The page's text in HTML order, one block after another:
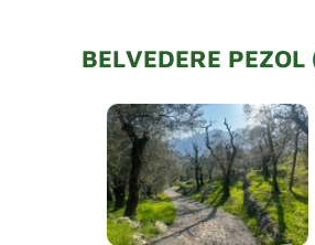
BELVEDERE PEZOL